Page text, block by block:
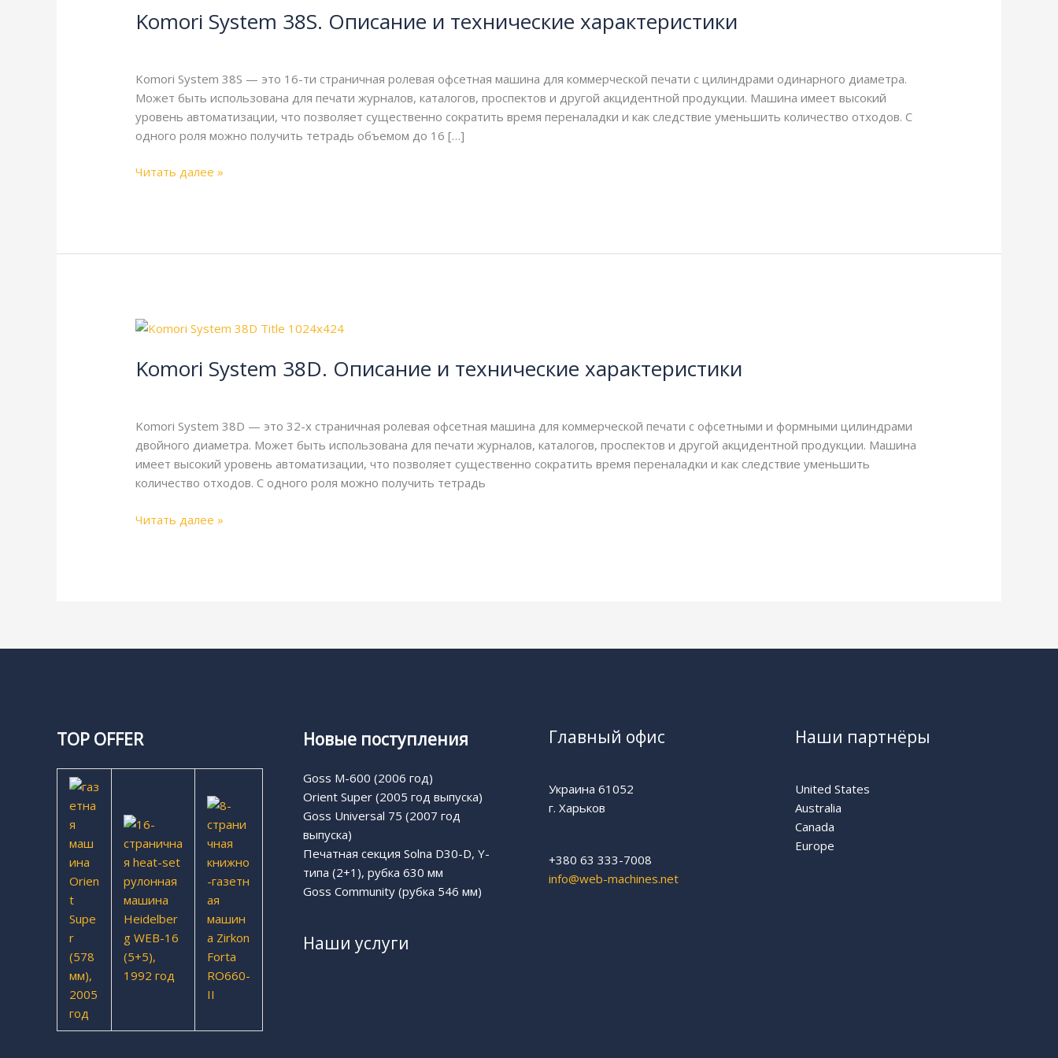
Komori System 38S. Описание и технические характеристики
Komori System 38S — это 16-ти страничная ролевая офсетная машина для коммерческой печати с цилиндрами одинарного диаметра.
Может быть использована для печати журналов, каталогов, проспектов и другой акцидентной продукции. Машина имеет высокий
уровень автоматизации, что позволяет существенно сократить время переналадки и как следствие уменьшить количество отходов. С
одного роля можно получить тетрадь объемом до 16 […]
38S.
технические
характеристики
Читать далее »
Komori System 38D. Описание и технические характеристики
Komori System 38D — это 32-х страничная ролевая офсетная машина для коммерческой печати с офсетными и формными цилиндрами
двойного диаметра. Может быть использована для печати журналов, каталогов, проспектов и другой акцидентной продукции. Машина
имеет высокий уровень автоматизации, что позволяет существенно сократить время переналадки и как следствие уменьшить
количество отходов. С одного роля можно получить тетрадь
Komori
38D.
технические
характеристики
Читать далее »
TOP OFFER Новые поступления
Goss M-600 (2006 год)
Orient Super (2005 год выпуска)
Goss Universal 75 (2007 год
выпуска)
Печатная секция Solna D30-D, Y-
типа (2+1), рубка 630 мм
Goss Community (рубка 546 мм)
Наши услуги
Главный офис
Украина 61052
г. Харьков
+380 63 333-7008
info@web-machines.net
Наши партнёры
United States
Australia
Canada
Europe